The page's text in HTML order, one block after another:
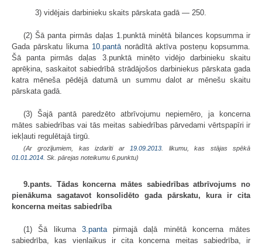
3) vidējais darbinieku skaits pārskata gadā — 250.
(2) Šā panta pirmās daļas 1.punktā minētā bilances kopsumma ir
Gada pārskatu likuma 10.pantā norādītā aktīva posteņu kopsumma.
Šā panta pirmās daļas 3.punktā minēto vidējo darbinieku skaitu
aprēķina, saskaitot sabiedrībā strādājošos darbiniekus pārskata gada
katra mēneša pēdējā datumā un summu dalot ar mēnešu skaitu
pārskata gadā.
(3) Šajā pantā paredzēto atbrīvojumu nepiemēro, ja koncerna
mātes sabied­rības vai tās meitas sabiedrības pārvedami vērts­papīri ir
iekļauti regulētajā tirgū.
(Ar grozījumiem, kas izdarīti ar 19.09.2013 . likumu, kas stājas spēkā
01.01.2014. Sk. pārejas noteikumu 6.punktu)
9.pants. Tādas koncerna mātes sabiedrības atbrīvojums no
pienākuma sagatavot konsolidēto gada pārskatu, kura ir cita
koncerna meitas sabiedrība
(1) Šā likuma 3.pantapirmajā daļā minētā koncerna mātes
sabiedrība, kas vienlaikus ir cita koncerna meitas sabiedrība, ir